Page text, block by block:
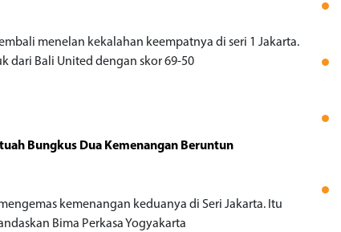
menelan kekalahan keempatnya di seri 1 Jakarta.
dari Bali United dengan skor 69-50
Bungkus Dua Kemenangan Beruntun
kemenangan keduanya di Seri Jakarta. Itu
Bima Perkasa Yogyakarta